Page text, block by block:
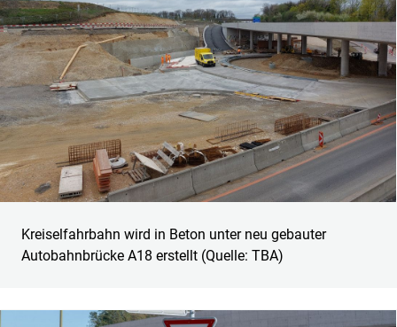
Kreiselfahrbahn wird in Beton unter neu gebauter
Autobahnbrücke A18 erstellt (Quelle: TBA)